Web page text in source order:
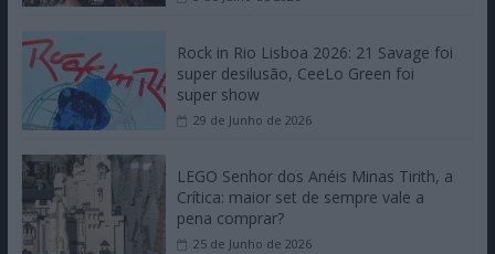
Rock in Rio Lisboa 2026: 21 Savage foi
super desilusão, CeeLo Green foi
super show
29 de Junho de 2026
LEGO Senhor dos Anéis Minas Tirith, a
Crítica: maior set de sempre vale a
pena comprar?
25 de Junho de 2026